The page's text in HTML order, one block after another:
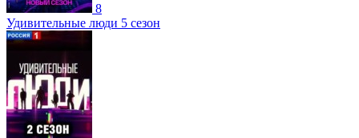
8
Удивительные люди 5 сезон